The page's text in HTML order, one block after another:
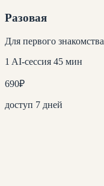
Разовая
Для первого знакомства
1 AI-сессия 45 мин
690₽
доступ 7 дней